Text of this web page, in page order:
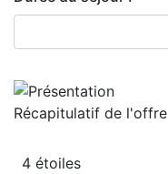
Récapitulatif de l'offre
4 étoiles